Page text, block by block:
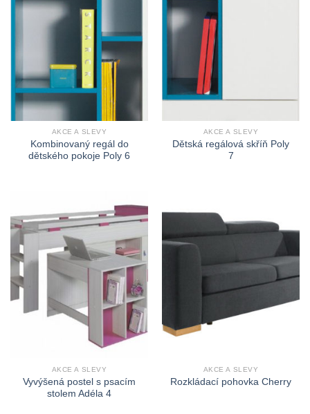
AKCE A SLEVY
Kombinovaný regál do
dětského pokoje Poly 6
AKCE A SLEVY
Dětská regálová skříň Poly
7
AKCE A SLEVY
Vyvýšená postel s psacím
stolem Adéla 4
AKCE A SLEVY
Rozkládací pohovka Cherry